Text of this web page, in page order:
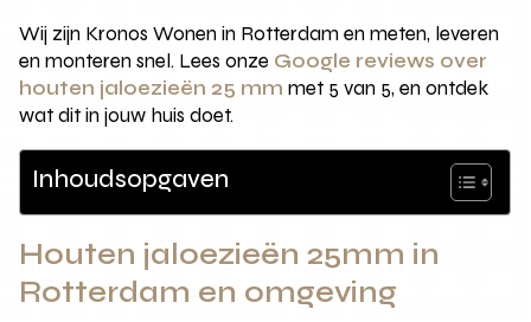
Wij zijn Kronos Wonen in Rotterdam en meten, leveren
en monteren snel. Lees onze Google reviews over
houten jaloezieën 25 mm met 5 van 5, en ontdek
wat dit in jouw huis doet.
Inhoudsopgaven
Houten jaloezieën 25mm in
Rotterdam en omgeving